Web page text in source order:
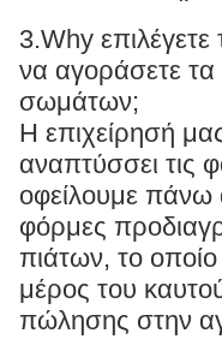
3.Why επιλέγετε
να αγοράσετε
σωμάτων;
Η επιχείρησή
αναπτύσσει τις
οφείλουμε πάνω
φόρμες
πιάτων, το
μέρος του
πώλησης στην